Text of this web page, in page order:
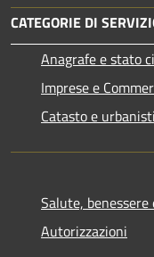
CATEGORIE DI
Anagrafe e stato
Imprese e
Catasto e
Salute, benessere
Autorizzazioni